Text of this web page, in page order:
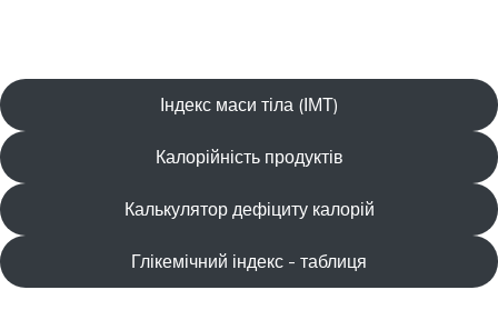
Індекс маси тіла (ІМТ)
Калорійність продуктів
Калькулятор дефіциту калорій
Глікемічний індекс - таблиця